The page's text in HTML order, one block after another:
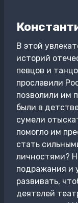
В этой
историй
певцов и
прославили
позволили им
были в
сумели
помогло им
стать
личностями?
подражания и
развивать,
деятелей